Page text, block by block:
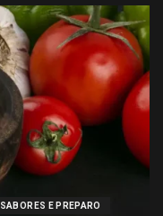
SABORES E PREPARO